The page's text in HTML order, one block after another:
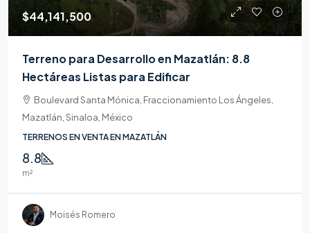
$44,141,500
Terreno para Desarrollo en Mazatlán: 8.8
Hectáreas Listas para Edificar
Boulevard Santa Mónica, Fraccionamiento Los Ángeles,
Mazatlán, Sinaloa, México
TERRENOS EN VENTA EN MAZATLÁN
8.8
m²
Moisés Romero